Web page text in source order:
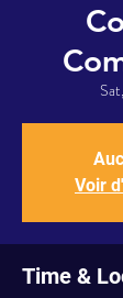
Voir
Time &